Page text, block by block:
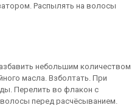
Распылять на волосы
небольшим количеством
масла. Взболтать. При
Перелить во флакон с
перед расчёсыванием.